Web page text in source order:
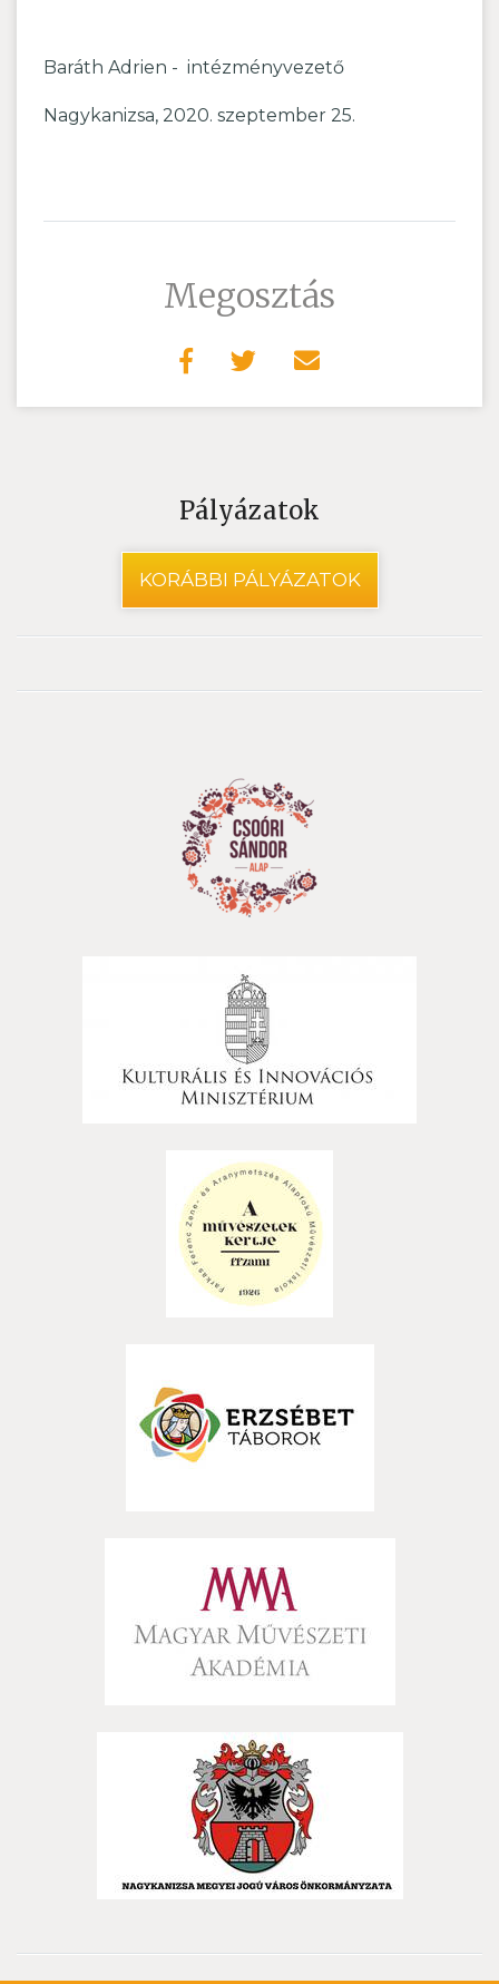
Baráth Adrien - intézményvezető
Nagykanizsa, 2020. szeptember 25.
Megosztás
Pályázatok
KORÁBBI PÁLYÁZATOK